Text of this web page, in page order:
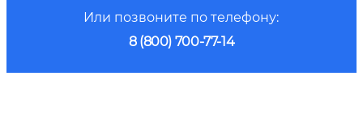
Или позвоните по телефону:
8 (800) 700-77-14